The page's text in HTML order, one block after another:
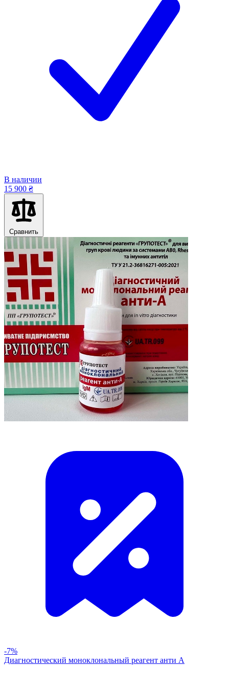
В наличии
15 900 ₴
Сравнить
-7%
Диагностический моноклональный реагент анти А